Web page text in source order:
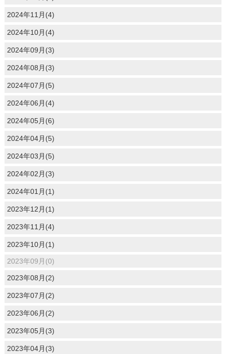
2024年11月(4)
2024年10月(4)
2024年09月(3)
2024年08月(3)
2024年07月(5)
2024年06月(4)
2024年05月(6)
2024年04月(5)
2024年03月(5)
2024年02月(3)
2024年01月(1)
2023年12月(1)
2023年11月(4)
2023年10月(1)
2023年09月(0)
2023年08月(2)
2023年07月(2)
2023年06月(2)
2023年05月(3)
2023年04月(3)